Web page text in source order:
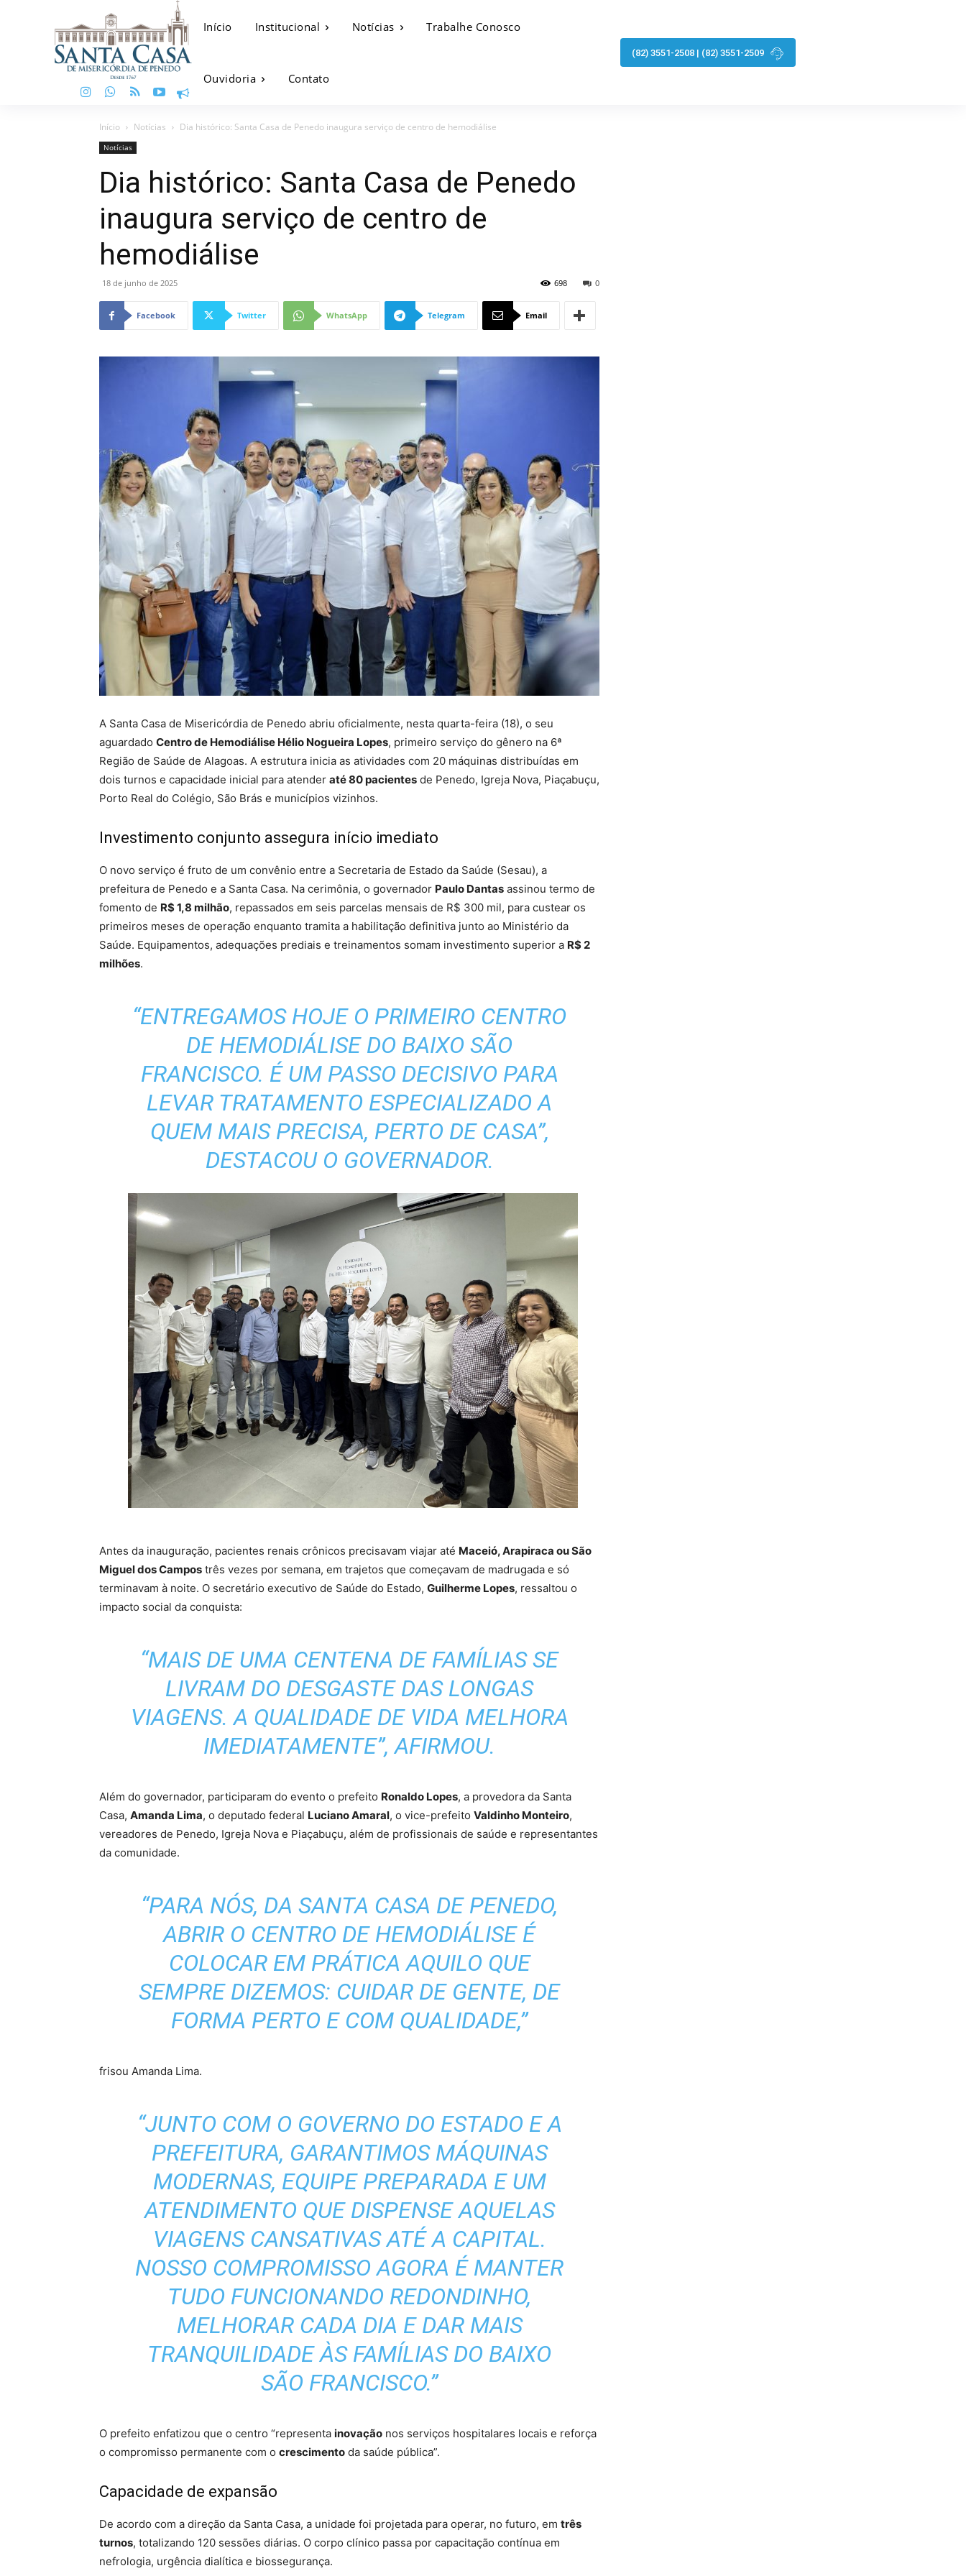
Início Institucional Notícias Trabalhe Conosco
Ouvidoria Contato
(82) 3551-2508 | (82) 3551-2509
Início Notícias Dia histórico: Santa Casa de Penedo inaugura serviço de centro de hemodiálise
Notícias
Dia histórico: Santa Casa de Penedo
inaugura serviço de centro de
hemodiálise
18 de junho de 2025 0
698
Facebook Twitter WhatsApp Telegram Email
A Santa Casa de Misericórdia de Penedo abriu oficialmente, nesta quarta-feira (18), o seu
aguardado Centro de Hemodiálise Hélio Nogueira Lopes, primeiro serviço do gênero na 6ª
Região de Saúde de Alagoas. A estrutura inicia as atividades com 20 máquinas distribuídas em
dois turnos e capacidade inicial para atender até 80 pacientes de Penedo, Igreja Nova, Piaçabuçu,
Porto Real do Colégio, São Brás e municípios vizinhos.
Investimento conjunto assegura início imediato
O novo serviço é fruto de um convênio entre a Secretaria de Estado da Saúde (Sesau), a
prefeitura de Penedo e a Santa Casa. Na cerimônia, o governador Paulo Dantas assinou termo de
fomento de R$ 1,8 milhão, repassados em seis parcelas mensais de R$ 300 mil, para custear os
primeiros meses de operação enquanto tramita a habilitação definitiva junto ao Ministério da
Saúde. Equipamentos, adequações prediais e treinamentos somam investimento superior a R$ 2
milhões.
“ENTREGAMOS HOJE O PRIMEIRO CENTRO
DE HEMODIÁLISE DO BAIXO SÃO
FRANCISCO. É UM PASSO DECISIVO PARA
LEVAR TRATAMENTO ESPECIALIZADO A
QUEM MAIS PRECISA, PERTO DE CASA”,
DESTACOU O GOVERNADOR.
Antes da inauguração, pacientes renais crônicos precisavam viajar até Maceió, Arapiraca ou São
Miguel dos Campos três vezes por semana, em trajetos que começavam de madrugada e só
terminavam à noite. O secretário executivo de Saúde do Estado, Guilherme Lopes, ressaltou o
impacto social da conquista:
“MAIS DE UMA CENTENA DE FAMÍLIAS SE
LIVRAM DO DESGASTE DAS LONGAS
VIAGENS. A QUALIDADE DE VIDA MELHORA
IMEDIATAMENTE”, AFIRMOU.
Além do governador, participaram do evento o prefeito Ronaldo Lopes, a provedora da Santa
Casa, Amanda Lima, o deputado federal Luciano Amaral, o vice-prefeito Valdinho Monteiro,
vereadores de Penedo, Igreja Nova e Piaçabuçu, além de profissionais de saúde e representantes
da comunidade.
“PARA NÓS, DA SANTA CASA DE PENEDO,
ABRIR O CENTRO DE HEMODIÁLISE É
COLOCAR EM PRÁTICA AQUILO QUE
SEMPRE DIZEMOS: CUIDAR DE GENTE, DE
FORMA PERTO E COM QUALIDADE,”
frisou Amanda Lima.
“JUNTO COM O GOVERNO DO ESTADO E A
PREFEITURA, GARANTIMOS MÁQUINAS
MODERNAS, EQUIPE PREPARADA E UM
ATENDIMENTO QUE DISPENSE AQUELAS
VIAGENS CANSATIVAS ATÉ A CAPITAL.
NOSSO COMPROMISSO AGORA É MANTER
TUDO FUNCIONANDO REDONDINHO,
MELHORAR CADA DIA E DAR MAIS
TRANQUILIDADE ÀS FAMÍLIAS DO BAIXO
SÃO FRANCISCO.”
O prefeito enfatizou que o centro “representa inovação nos serviços hospitalares locais e reforça
o compromisso permanente com o crescimento da saúde pública”.
Capacidade de expansão
De acordo com a direção da Santa Casa, a unidade foi projetada para operar, no futuro, em três
turnos, totalizando 120 sessões diárias. O corpo clínico passa por capacitação contínua em
nefrologia, urgência dialítica e biossegurança.